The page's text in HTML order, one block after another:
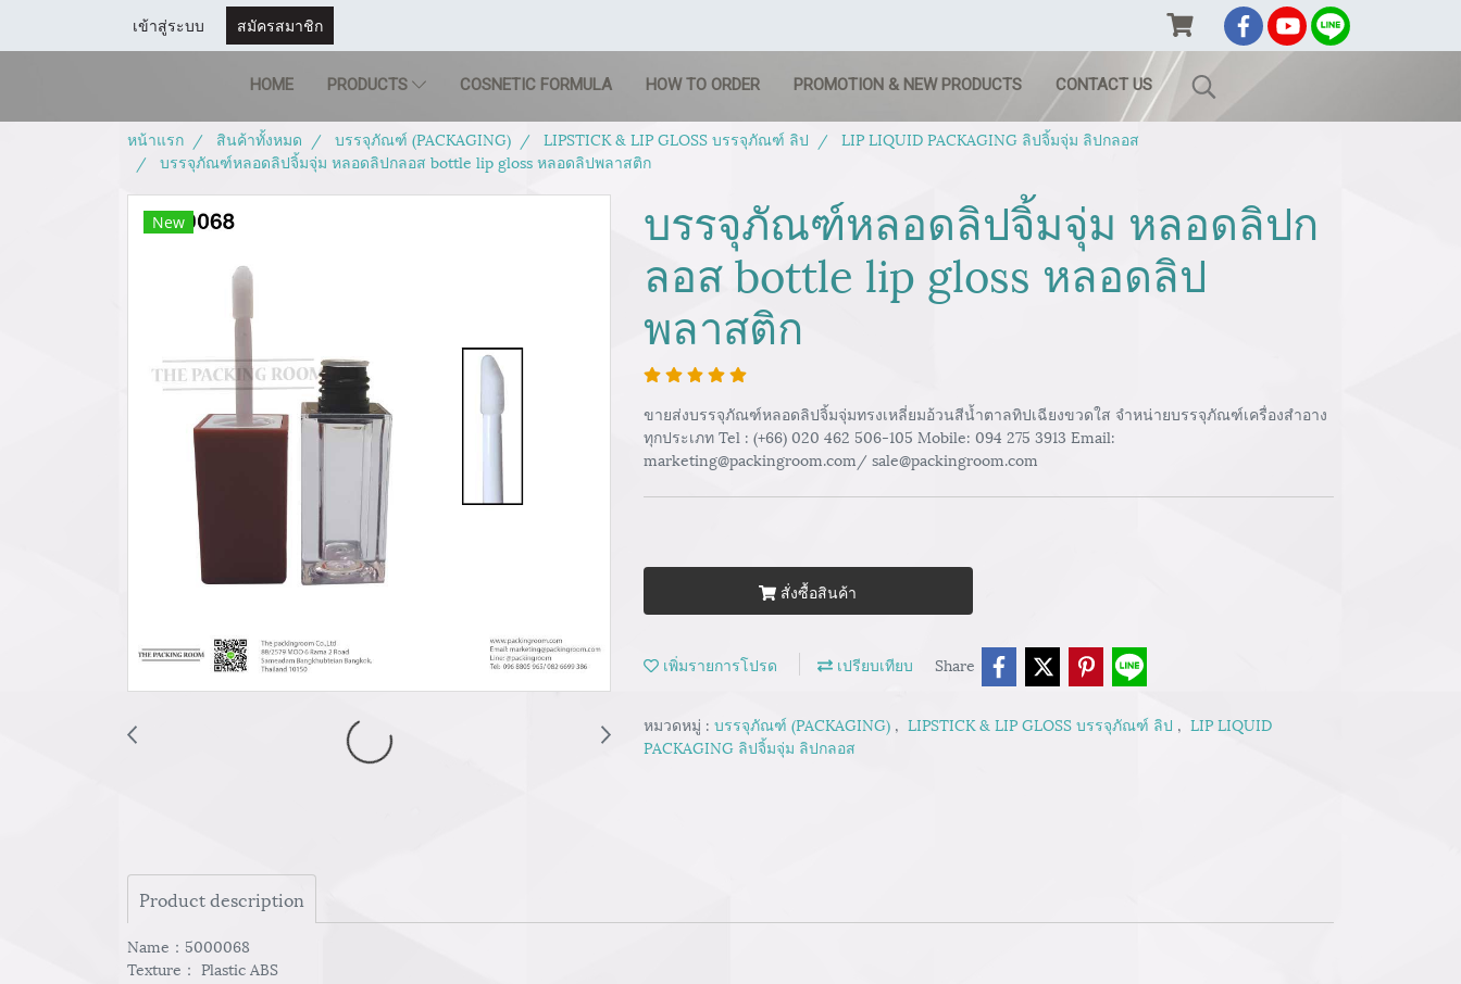
เข้าสู่ระบบ สมัครสมาชิก
HOME PRODUCTS COSNETIC FORMULA HOW TO ORDER PROMOTION & NEW PRODUCTS CONTACT US
หน้าแรก สินค้าทั้งหมด บรรจุภัณฑ์ (PACKAGING) LIPSTICK & LIP GLOSS บรรจุภัณฑ์ ลิป
LIP LIQUID PACKAGING ลิปจิ้มจุ่ม ลิปกลอส
บรรจุภัณฑ์หลอดลิปจิ้มจุ่ม หลอดลิปกลอส bottle lip gloss หลอดลิปพลาสติก
New
บรรจุภัณฑ์หลอดลิปจิ้มจุ่ม หลอดลิปก
ลอส bottle lip gloss หลอดลิป
พลาสติก
ขายส่งบรรจุภัณฑ์หลอดลิปจิ้มจุ่มทรงเหลี่ยมอ้วนสีน้ำตาลทิปเฉียงขวดใส จำหน่ายบรรจุภัณฑ์เครื่องสำอาง
ทุกประเภท Tel : (+66) 020 462 506-105 Mobile: 094 275 3913 Email:
marketing@packingroom.com/ sale@packingroom.com
สั่งซื้อสินค้า
เพิ่มรายการโปรด เปรียบเทียบ Share
หมวดหมู่ : บรรจุภัณฑ์ (PACKAGING) , LIPSTICK & LIP GLOSS บรรจุภัณฑ์ ลิป , LIP LIQUID
PACKAGING ลิปจิ้มจุ่ม ลิปกลอส
Product description
Name：5000068
Texture： Plastic ABS